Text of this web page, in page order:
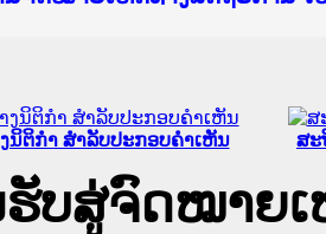
ນິຕິກໍາ ສໍາລັບປະກອບຄໍາເຫັນ ສະ
ບສູ່ຈົດໝາຍເ